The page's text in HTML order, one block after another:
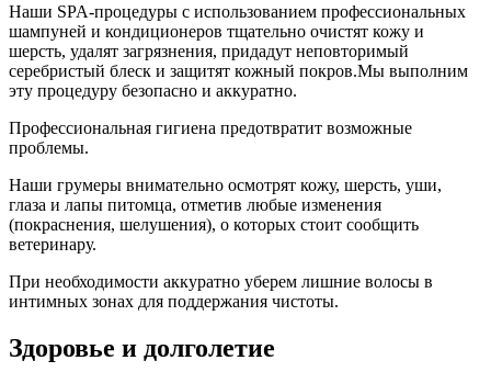
Наши SPA-процедуры с использованием профессиональных
шампуней и кондиционеров тщательно очистят кожу и
шерсть, удалят загрязнения, придадут неповторимый
серебристый блеск и защитят кожный покров.Мы выполним
эту процедуру безопасно и аккуратно.
Профессиональная гигиена предотвратит возможные
проблемы.
Наши грумеры внимательно осмотрят кожу, шерсть, уши,
глаза и лапы питомца, отметив любые изменения
(покраснения, шелушения), о которых стоит сообщить
ветеринару.
При необходимости аккуратно уберем лишние волосы в
интимных зонах для поддержания чистоты.
Здоровье и долголетие